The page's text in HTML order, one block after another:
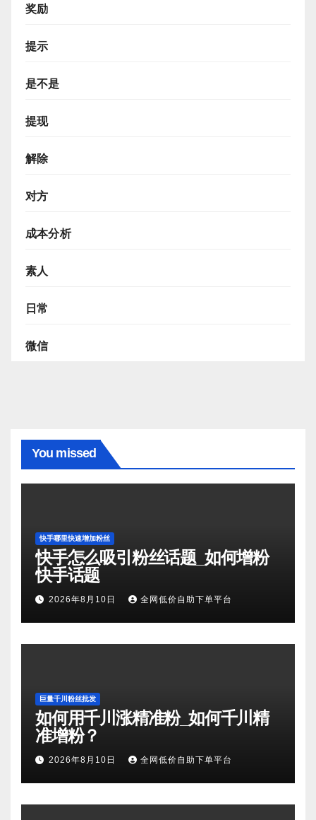
奖励
提示
是不是
提现
解除
对方
成本分析
素人
日常
微信
You missed
快手哪里快速增加粉丝
快手怎么吸引粉丝话题_如何增粉
快手话题
2026年8月10日 全网低价自助下单平台
巨量千川粉丝批发
如何用千川涨精准粉_如何千川精
准增粉？
2026年8月10日 全网低价自助下单平台